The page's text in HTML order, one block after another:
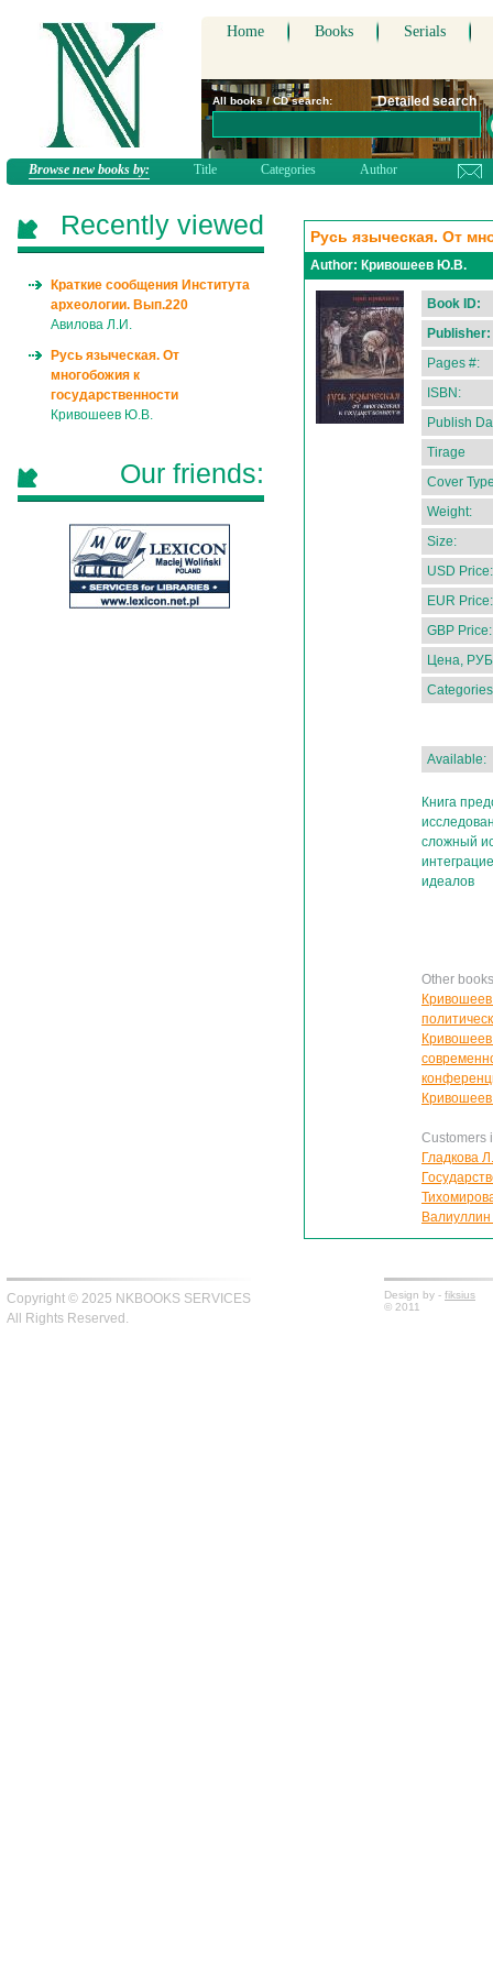
Home Books Serials
All books / CD search: Detailed search
Browse new books by: Title Categories Author
Русь языческая. От
Author: Кривошеев Ю.В.
Book ID:
Publisher:
Pages #:
ISBN:
Publish
Tirage
Cover
Weight:
Size:
USD Price:
EUR Price:
GBP Price:
Цена,
Available:
Книга
сложный
идеалов
Other
Customers
Гладкова
Recently viewed
Краткие сообщения Института
археологии. Вып.220
Авилова Л.И.
Русь языческая. От
многобожия к
государственности
Кривошеев Ю.В.
Our friends:
Copyright © 2025 NKBOOKS SERVICES
All Rights Reserved.
Design by - fiksius
© 2011